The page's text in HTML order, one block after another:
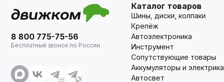
8 800 775-75-56
Бесплатный звонок по России
Каталог товаров
Шины, диски, колпаки
Крепёж
Автоэлектроника
Инструмент
Сопутствующие товары
Аккумуляторы и электрика
Автосвет